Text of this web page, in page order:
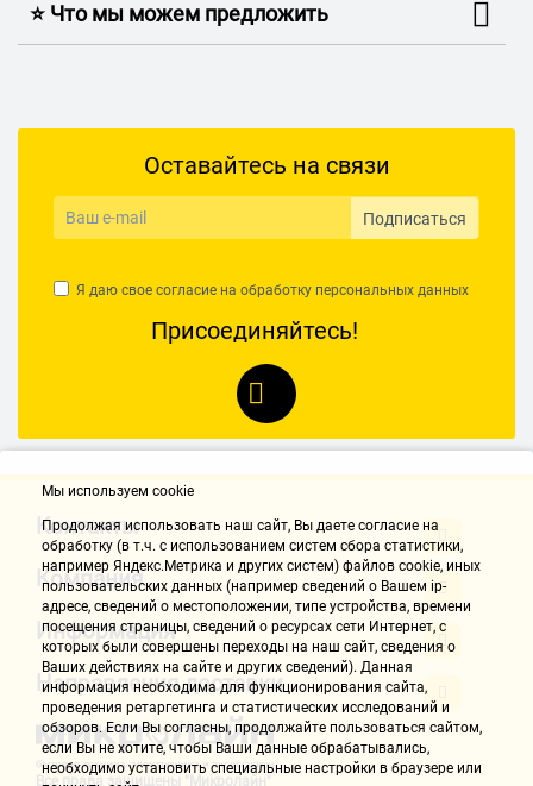
⭐️ Что мы можем предложить
Оставайтесь на связи
Подписаться
Я даю свое согласие на обработку персональных данных
Присоединяйтесь!
Контакты
Компания
Информация
Направления доставки
Все права защищены "Микролайн"
Мы используем cookie
Продолжая использовать наш cайт, Вы даете согласие на
обработку (в т.ч. с использованием систем сбора статистики,
например Яндекс.Метрика и других систем) файлов cookie, иных
пользовательских данных (например сведений о Вашем ip-
адресе, сведений о местоположении, типе устройства, времени
посещения страницы, сведений о ресурсах сети Интернет, с
которых были совершены переходы на наш сайт, сведения о
Ваших действиях на сайте и других сведений). Данная
информация необходима для функционирования сайта,
проведения ретаргетинга и статистических исследований и
обзоров. Если Вы согласны, продолжайте пользоваться сайтом,
если Вы не хотите, чтобы Ваши данные обрабатывались,
необходимо установить специальные настройки в браузере или